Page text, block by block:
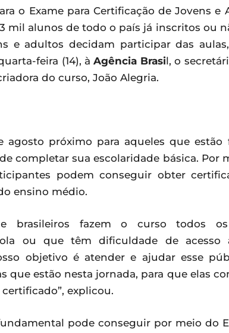
o Exame para Certificação de Jovens e
mil alunos de todo o país já inscritos ou
e adultos decidam participar das
feira (14), àAgência Brasil, o
do curso, João Alegria.
agosto próximo para aqueles que estão
completar sua escolaridade básica. Por
podem conseguir obter
ensino médio.
brasileiros fazem o curso todos
ou que têm dificuldade de acesso
objetivo é atender e ajudar esse
que estão nesta jornada, para que elas
explicou.
pode conseguir por meio do